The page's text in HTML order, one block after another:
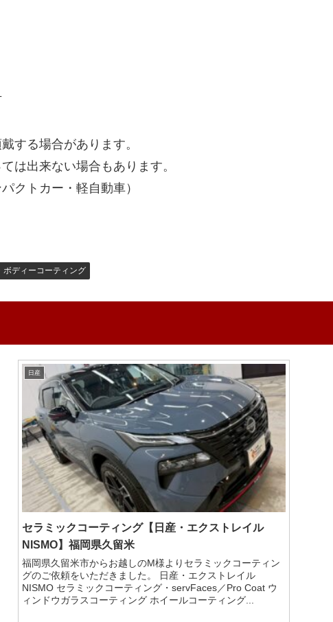
する場合があります。
は出来ない場合もあります。
クトカー・軽自動車）
ボディーコーティング
日産
セラミックコーティング【日産・エクストレイル
NISMO】福岡県久留米
福岡県久留米市からお越しのM様よりセラミックコーティン
グのご依頼をいただきました。 日産・エクストレイル
NISMO セラミックコーティング・servFaces／Pro Coat ウ
ィンドウガラスコーティング ホイールコーティング...